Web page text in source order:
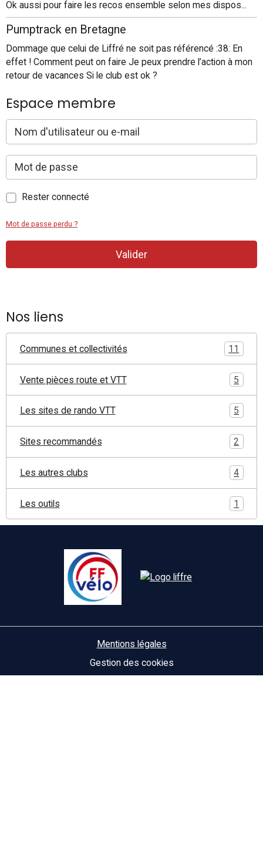
Ok aussi pour faire les recos ensemble selon mes dispos...
Pumptrack en Bretagne
Dommage que celui de Liffré ne soit pas référencé :38: En
effet ! Comment peut on faire Je peux prendre l’action à mon
retour de vacances Si le club est ok ?
Espace membre
Rester connecté
Mot de passe perdu ?
Valider
Nos liens
Communes et collectivités 11
Vente pièces route et VTT 5
Les sites de rando VTT 5
Sites recommandés 2
Les autres clubs 4
Les outils 1
Mentions légales
Gestion des cookies